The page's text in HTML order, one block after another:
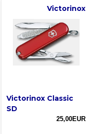
Victorinox
Victorinox Classic
SD
25,00EUR